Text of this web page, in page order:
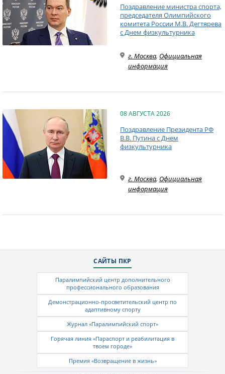
Поздравление министра спорта,
председателя Олимпийского
комитета России М.В. Дегтярева
с Днем физкультурника
г. Москва, Официальная
информация
08 АВГУСТА 2026
Поздравление Президента РФ
В.В. Путина с Днем
физкультурника
г. Москва, Официальная
информация
САЙТЫ ПКР
Паралимпийский центр дополнительного
профессионального образования
Демонстрационно-просветительский центр по
адаптивному спорту
Журнал «Паралимпийский спорт»
Горячая линия «Параспорт и реабилитация в
твоем городе»
Премия «Возвращение в жизнь»